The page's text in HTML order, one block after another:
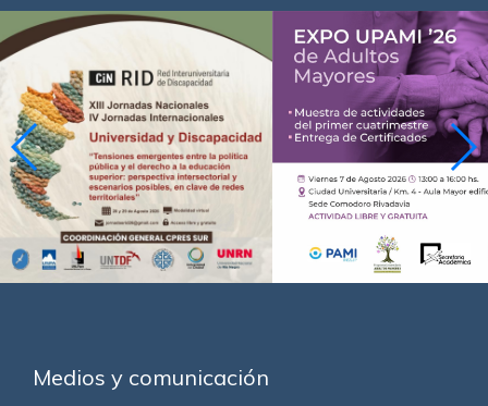
Medios y comunicación